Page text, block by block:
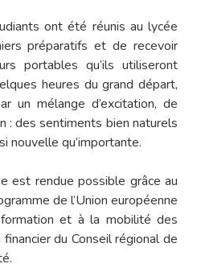
ont été réunis au lycée
préparatifs et de recevoir
portables qu’ils utiliseront
heures du grand départ,
un mélange d’excitation, de
: des sentiments bien naturels
nouvelle qu’importante.
est rendue possible grâce au
de l’Union européenne
et à la mobilité des
financier du Conseil régional de